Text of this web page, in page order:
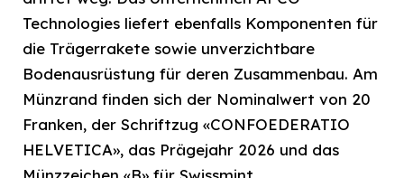
Technologies liefert ebenfalls Komponenten für
die Trägerrakete sowie unverzichtbare
Bodenausrüstung für deren Zusammenbau. Am
Münzrand finden sich der Nominalwert von 20
Franken, der Schriftzug «CONFOEDERATIO
HELVETICA», das Prägejahr 2026 und das